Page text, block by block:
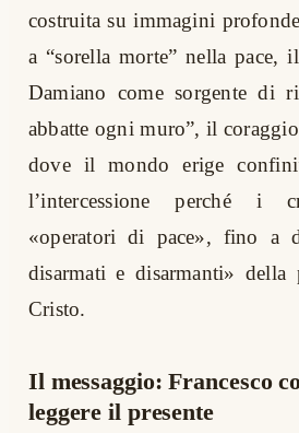
costruita su immagini
a “sorella morte” nella pace,
Damiano come sorgente di
abbatte ogni muro”, il
dove il mondo erige
l’intercessione perché i
«operatori di pace», fino a
disarmati e disarmanti» della
Cristo.
Il messaggio: Francesco
leggere il presente